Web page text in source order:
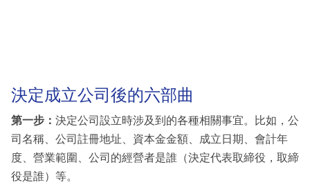
決定成立公司後的六部曲
第一步： 決定公司設立時涉及到的各種相關事宜。比如，公
司名稱、公司註冊地址、資本金金額、成立日期、會計年
度、營業範圍、公司的經營者是誰（決定代表取締役，取締
役是誰）等。